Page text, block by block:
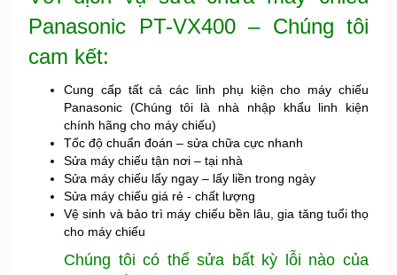
Panasonic PT-VX400 – Chúng tôi
cam kết:
Cung cấp tất cả các linh phụ kiện cho máy chiếu
Panasonic (Chúng tôi là nhà nhập khẩu linh kiện
chính hãng cho máy chiếu)
Tốc độ chuẩn đoán – sửa chữa cực nhanh
Sửa máy chiếu tận nơi – tại nhà
Sửa máy chiếu lấy ngay – lấy liền trong ngày
Sửa máy chiếu giá rẻ - chất lượng
Vệ sinh và bảo trì máy chiếu bền lâu, gia tăng tuổi thọ
cho máy chiếu
Chúng tôi có thể sửa bất kỳ lỗi nào của